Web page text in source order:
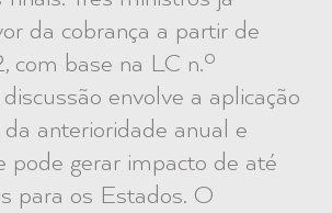
da cobrança a partir de
base na LC n.º
envolve a aplicação
anterioridade anual e
pode gerar impacto de até
para os Estados. O